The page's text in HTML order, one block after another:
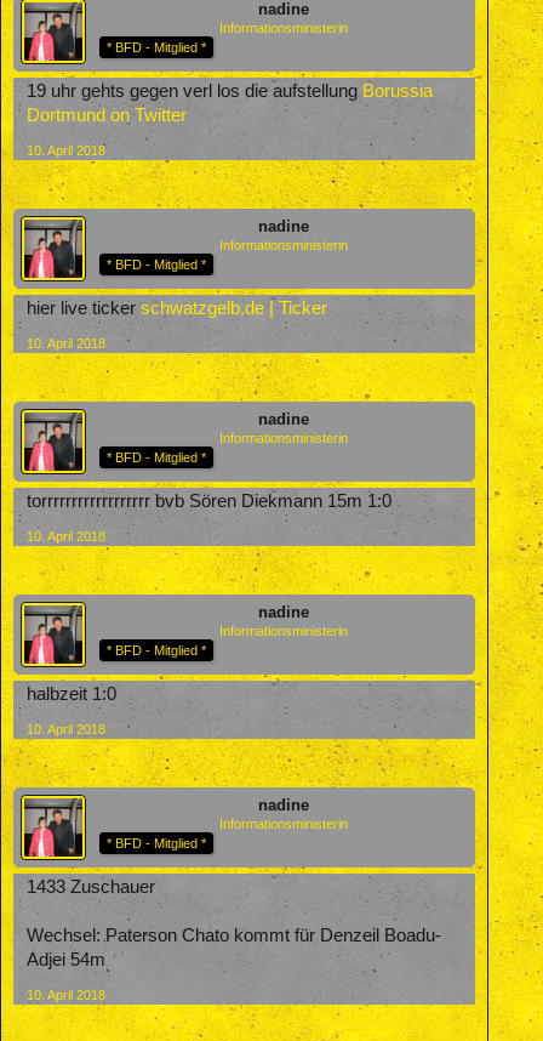
nadine
Informationsministerin
* BFD - Mitglied *
19 uhr gehts gegen verl los die aufstellung Borussia
Dortmund on Twitter
10. April 2018
nadine
Informationsministerin
* BFD - Mitglied *
hier live ticker schwatzgelb.de | Ticker
10. April 2018
nadine
Informationsministerin
* BFD - Mitglied *
torrrrrrrrrrrrrrrrrr bvb Sören Diekmann 15m 1:0
10. April 2018
nadine
Informationsministerin
* BFD - Mitglied *
halbzeit 1:0
10. April 2018
nadine
Informationsministerin
* BFD - Mitglied *
1433 Zuschauer
Wechsel: Paterson Chato kommt für Denzeil Boadu-
Adjei 54m
10. April 2018